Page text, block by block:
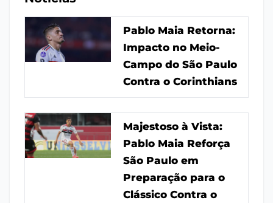
Pablo Maia Retorna:
Impacto no Meio-
Campo do São Paulo
Contra o Corinthians
Majestoso à Vista:
Pablo Maia Reforça
São Paulo em
Preparação para o
Clássico Contra o